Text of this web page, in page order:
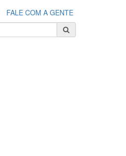
FALE COM A GENTE